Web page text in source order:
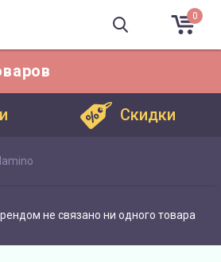
0
Скидки
не связано ни одного товара